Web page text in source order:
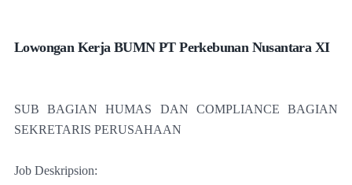
Lowongan Kerja BUMN PT Perkebunan Nusantara XI
SUB BAGIAN HUMAS DAN COMPLIANCE BAGIAN
SEKRETARIS PERUSAHAAN
Job Deskripsion: